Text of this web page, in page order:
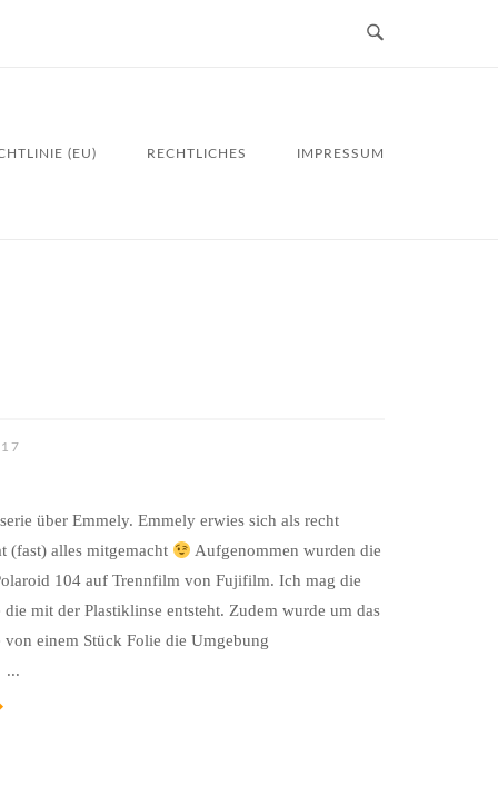
(EU) RECHTLICHES IMPRESSUM
über Emmely. Emmely erwies sich als recht
(fast) alles mitgemacht
Aufgenommen wurden die
104 auf Trennfilm von Fujifilm. Ich mag die
mit der Plastiklinse entsteht. Zudem wurde um das
einem Stück Folie die Umgebung
...